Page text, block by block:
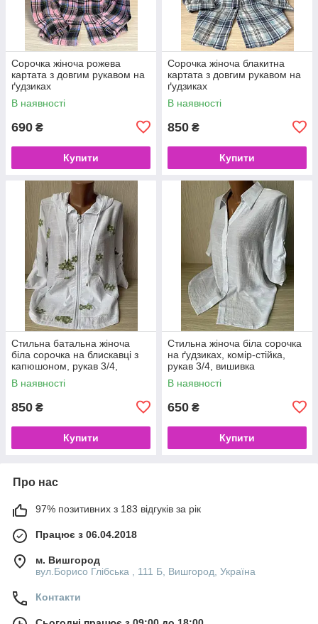
Сорочка жіноча рожева
картата з довгим рукавом на
ґудзиках
В наявності
690 ₴
Купити
Сорочка жіноча блакитна
картата з довгим рукавом на
ґудзиках
В наявності
850 ₴
Купити
Стильна батальна жіноча
біла сорочка на блискавці з
капюшоном, рукав 3/4,
вишивка
В наявності
850 ₴
Купити
Стильна жіноча біла сорочка
на ґудзиках, комір-стійка,
рукав 3/4, вишивка
В наявності
650 ₴
Купити
Про нас
97% позитивних з 183 відгуків за рік
Працює з 06.04.2018
м. Вишгород
вул.Борисо Глібська , 111 Б, Вишгород, Україна
Контакти